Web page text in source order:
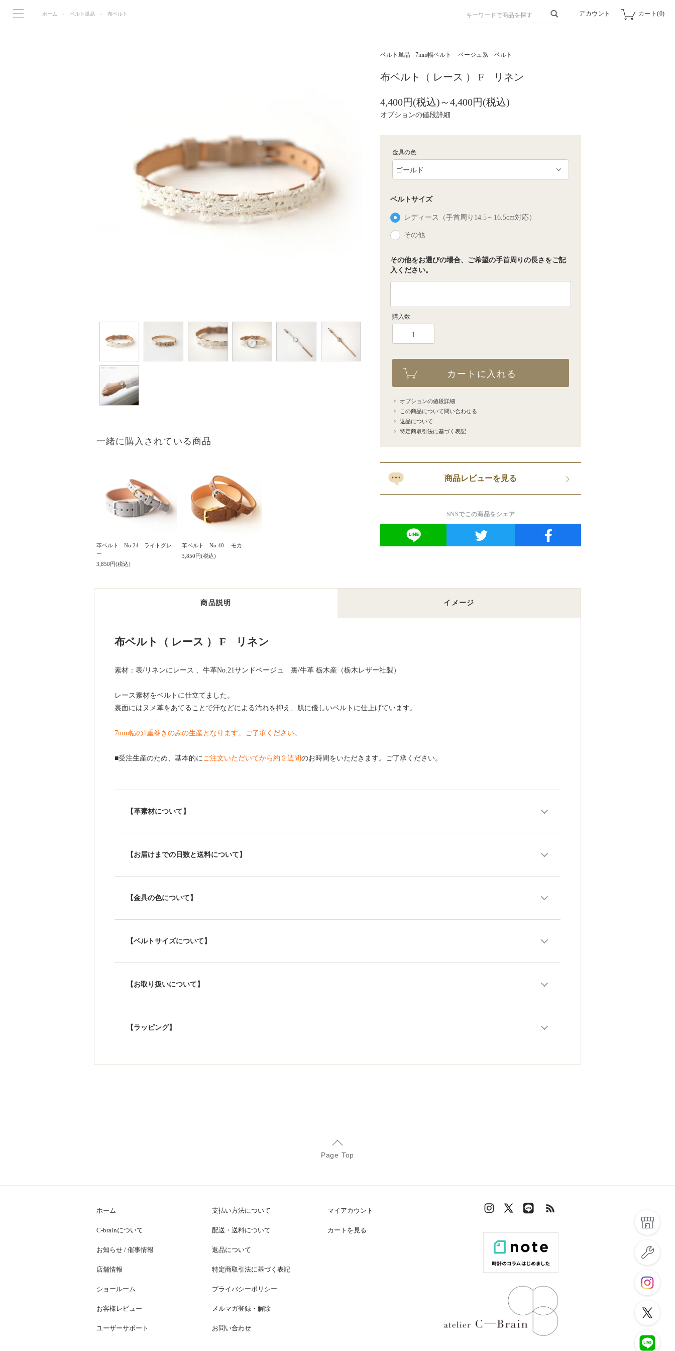
アカウント カート(0)
ホーム ベルト単品 布ベルト
一緒に購入されている商品
革ベルト No.24 ライトグレ
ー
3,850円(税込)
革ベルト No.40 モカ
3,850円(税込)
ベルト単品 7mm幅ベルト ベージュ系 ベルト
布ベルト（ レース ） F リネン
4,400円(税込)～4,400円(税込)
オプションの値段詳細
金具の色
ベルトサイズ
レディース（手首周り14.5～16.5cm対応）
その他
その他をお選びの場合、ご希望の手首周りの長さをご記
入ください。
購入数
カートに入れる
オプションの値段詳細
この商品について問い合わせる
返品について
特定商取引法に基づく表記
商品レビューを見る
SNSでこの商品をシェア
商品説明 イメージ
布ベルト（ レース ） F リネン
素材：表/リネンにレース 、牛革No.21サンドベージュ 裏/牛革 栃木産（栃木レザー社製）
レース素材をベルトに仕立てました。
裏面にはヌメ革をあてることで汗などによる汚れを抑え、肌に優しいベルトに仕上げています。
7mm幅の1重巻きのみの生産となります。ご了承ください。
■受注生産のため、基本的に ご注文いただいてから約２週間のお時間をいただきます。ご了承ください。
【革素材について】
【お届けまでの日数と送料について】
【金具の色について】
【ベルトサイズについて】
【お取り扱いについて】
【ラッピング】
Page Top
ホーム
C-brainについて
お知らせ / 催事情報
店舗情報
ショールーム
お客様レビュー
ユーザーサポート
支払い方法について
配送・送料について
返品について
特定商取引法に基づく表記
プライバシーポリシー
メルマガ登録・解除
お問い合わせ
マイアカウント
カートを見る